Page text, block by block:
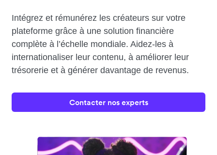
Intégrez et rémunérez les créateurs sur votre
plateforme grâce à une solution financière
complète à l’échelle mondiale. Aidez-les à
internationaliser leur contenu, à améliorer leur
trésorerie et à générer davantage de revenus.
Contacter nos experts